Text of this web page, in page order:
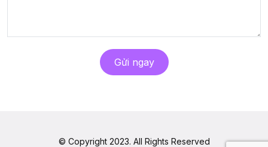
Gửi ngay
© Copyright 2023. All Rights Reserved